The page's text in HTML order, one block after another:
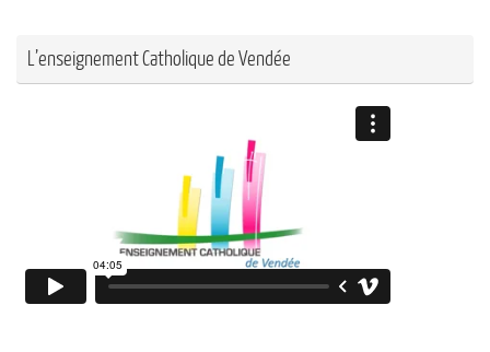
L’enseignement Catholique de Vendée